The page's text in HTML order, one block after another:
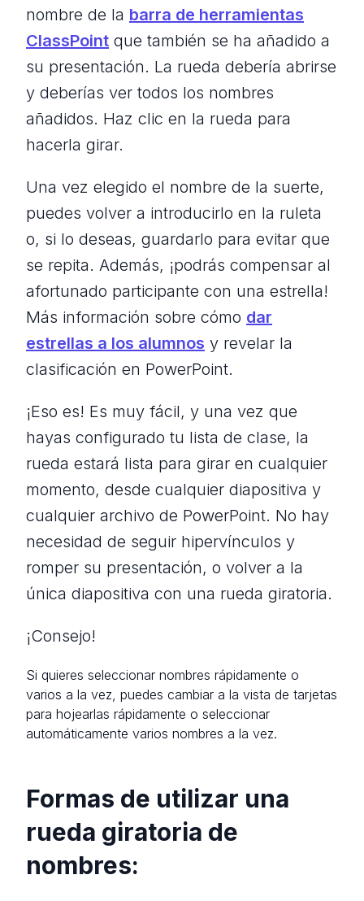
nombre de la barra de herramientas
ClassPoint que también se ha añadido a
su presentación. La rueda debería abrirse
y deberías ver todos los nombres
añadidos. Haz clic en la rueda para
hacerla girar.
Una vez elegido el nombre de la suerte,
puedes volver a introducirlo en la ruleta
o, si lo deseas, guardarlo para evitar que
se repita. Además, ¡podrás compensar al
afortunado participante con una estrella!
Más información sobre cómo dar
estrellas a los alumnos y revelar la
clasificación en PowerPoint.
¡Eso es! Es muy fácil, y una vez que
hayas configurado tu lista de clase, la
rueda estará lista para girar en cualquier
momento, desde cualquier diapositiva y
cualquier archivo de PowerPoint. No hay
necesidad de seguir hipervínculos y
romper su presentación, o volver a la
única diapositiva con una rueda giratoria.
¡Consejo!
Si quieres seleccionar nombres rápidamente o
varios a la vez, puedes cambiar a la vista de tarjetas
para hojearlas rápidamente o seleccionar
automáticamente varios nombres a la vez.
Formas de utilizar una
rueda giratoria de
nombres: